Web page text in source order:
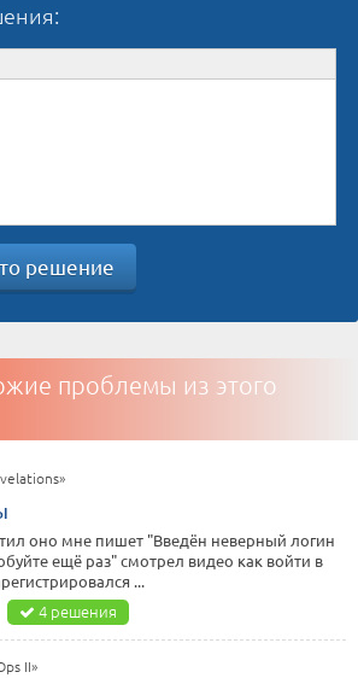
решение
проблемы из этого
оно мне пишет "Введён неверный логин
ещё раз" смотрел видео как войти в
...
4 решения
II»